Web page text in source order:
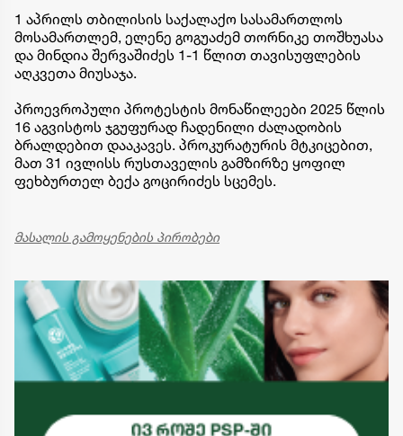
1 აპრილს თბილისის საქალაქო სასამართლოს
მოსამართლემ, ელენე გოგუაძემ თორნიკე თოშხუასა
და მინდია შერვაშიძეს 1-1 წლით თავისუფლების
აღკვეთა მიუსაჯა.
პროევროპული პროტესტის მონაწილეები 2025 წლის
16 აგვისტოს ჯგუფურად ჩადენილი ძალადობის
ბრალდებით დააკავეს. პროკურატურის მტკიცებით,
მათ 31 ივლისს რუსთაველის გამზირზე ყოფილ
ფეხბურთელ ბექა გოცირიძეს სცემეს.
მასალის გამოყენების პირობები